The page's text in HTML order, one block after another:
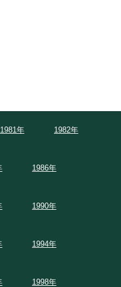
1981年 1982年
1986年
1990年
1994年
1998年